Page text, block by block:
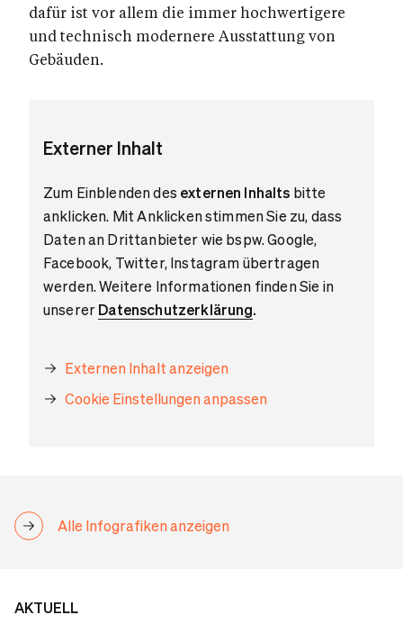
dafür ist vor allem die immer hochwertigere
und technisch modernere Ausstattung von
Gebäuden.
Externer Inhalt
Zum Einblenden des externen Inhalts bitte
anklicken. Mit Anklicken stimmen Sie zu, dass
Daten an Drittanbieter wie bspw. Google,
Facebook, Twitter, Instagram übertragen
werden. Weitere Informationen finden Sie in
unsererDatenschutzerklärung.
Externen Inhalt anzeigen
Cookie Einstellungen anpassen
Alle Infografiken anzeigen
AKTUELL